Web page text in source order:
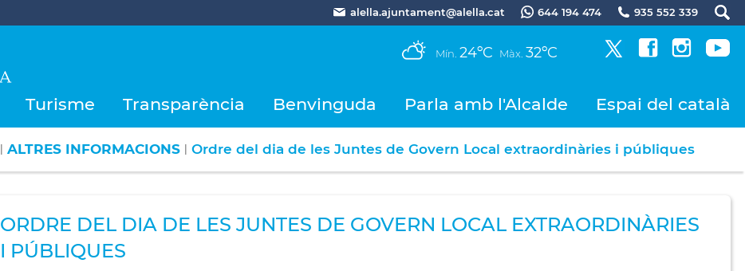
alella.ajuntament@alella.cat 644 194 474 935 552 339
Mín. 24ºC Màx. 32ºC
Turisme Transparència Benvinguda Parla amb l'Alcalde Espai del català
| ALTRES INFORMACIONS | Ordre del dia de les Juntes de Govern Local extraordinàries i públiques
ORDRE DEL DIA DE LES JUNTES DE GOVERN LOCAL EXTRAORDINÀRIES
I PÚBLIQUES